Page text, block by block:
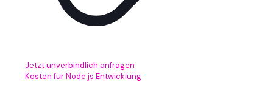
Jetzt unverbindlich anfragen
Kosten für Node.js Entwicklung